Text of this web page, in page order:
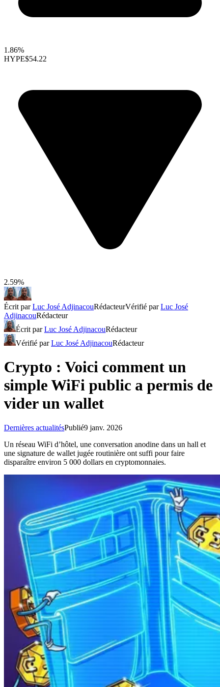
1.86%
HYPE$54.22
2.59%
Écrit parLuc José AdjinacouRédacteurVérifié parLuc José
AdjinacouRédacteur
Écrit parLuc José AdjinacouRédacteur
Vérifié parLuc José AdjinacouRédacteur
Crypto : Voici comment un
simple WiFi public a permis de
vider un wallet
Dernières actualitésPublié9 janv. 2026
Un réseau WiFi d’hôtel, une conversation anodine dans un hall et
une signature de wallet jugée routinière ont suffi pour faire
disparaître environ 5 000 dollars en cryptomonnaies.